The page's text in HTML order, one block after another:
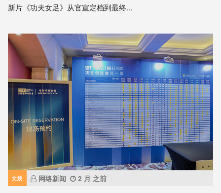
新片《功夫女足》从官宣定档到最终...
文娱 网络新闻 2 月 之前